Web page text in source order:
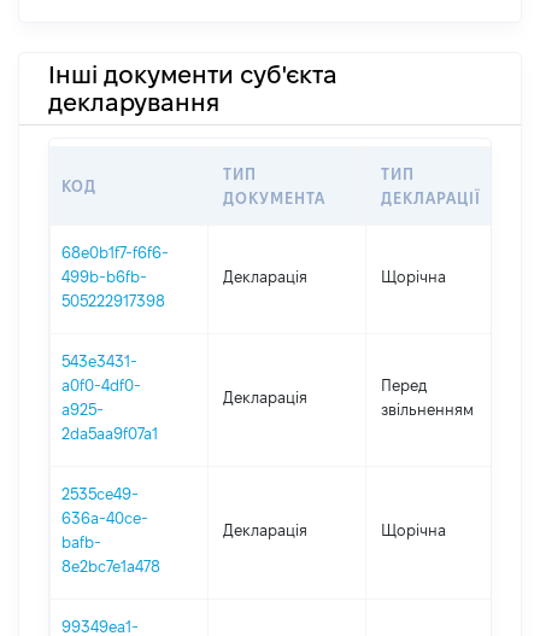
Інші документи суб'єкта
декларування
КОД
ТИП
ДОКУМЕНТА
ТИП
ДЕКЛАРАЦІЇ
68e0b1f7-f6f6-
499b-b6fb-
505222917398
Декларація Щорічна
543e3431-
a0f0-4df0-
a925-
2da5aa9f07a1
Декларація
Перед
звільненням
2535ce49-
636a-40ce-
bafb-
8e2bc7e1a478
Декларація Щорічна
99349ea1-